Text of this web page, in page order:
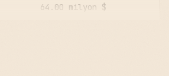
64.00 milyon $